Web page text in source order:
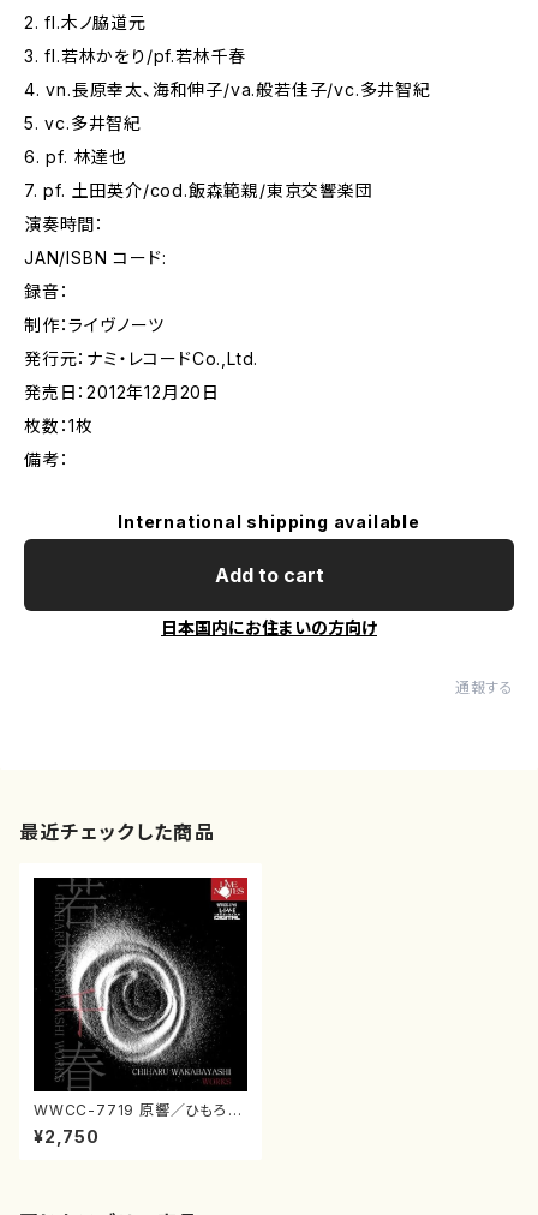
2. fl.木ノ脇道元
3. fl.若林かをり/pf.若林千春
4. vn.長原幸太、海和伸子/va.般若佳子/vc.多井智紀
5. vc.多井智紀
6. pf. 林達也
7. pf. 土田英介/cod.飯森範親/東京交響楽団
演奏時間：
JAN/ISBN コード:
録音：
制作：ライヴノーツ
発行元：ナミ・レコードCo.,Ltd.
発売日：2012年12月20日
枚数：1枚
備考：
International shipping available
Add to cart
日本国内にお住まいの方向け
通報する
最近チェックした商品
WWCC-7719 原響／ひもろぎ
若林千春作品集（CD）
¥2,750